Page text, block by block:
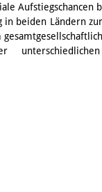
Aufstiegschancen
in beiden Ländern